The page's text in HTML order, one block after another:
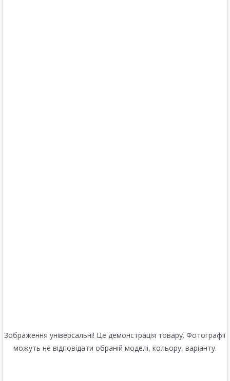
Зображення універсальні! Це демонстрація товару. Фотографії
можуть не відповідати обраній моделі, кольору, варіанту.